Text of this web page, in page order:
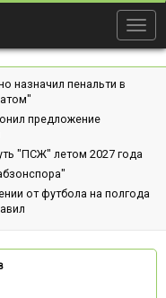
назначил пенальти в
предложение
"ПСЖ" летом 2027 года
от футбола на полгода